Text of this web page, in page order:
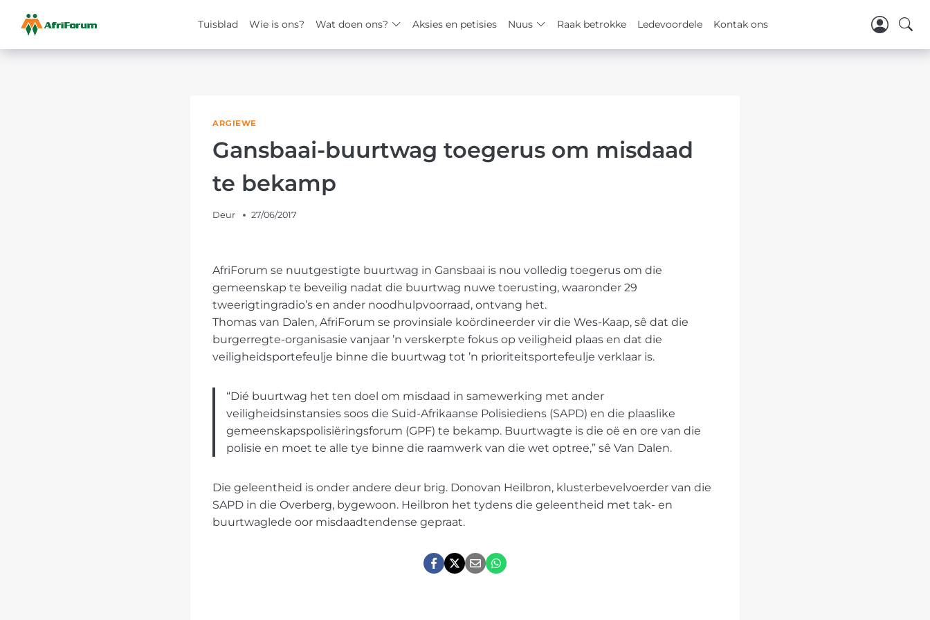
Tuisblad Wie is ons? Wat doen ons? Aksies en petisies Nuus Raak betrokke Ledevoordele Kontak ons
Skip
ARGIEWE
Gansbaai-buurtwag toegerus om misdaad
te bekamp
Deur 27/06/2017
AfriForum se nuutgestigte buurtwag in Gansbaai is nou volledig toegerus om die
gemeenskap te beveilig nadat die buurtwag nuwe toerusting, waaronder 29
tweerigtingradio’s en ander noodhulpvoorraad, ontvang het.
Thomas van Dalen, AfriForum se provinsiale koördineerder vir die Wes-Kaap, sê dat die
burgerregte-organisasie vanjaar ’n verskerpte fokus op veiligheid plaas en dat die
veiligheidsportefeulje binne die buurtwag tot ’n prioriteitsportefeulje verklaar is.
“Dié buurtwag het ten doel om misdaad in samewerking met ander
veiligheidsinstansies soos die Suid-Afrikaanse Polisiediens (SAPD) en die plaaslike
gemeenskapspolisiëringsforum (GPF) te bekamp. Buurtwagte is die oë en ore van die
polisie en moet te alle tye binne die raamwerk van die wet optree,” sê Van Dalen.
Die geleentheid is onder andere deur brig. Donovan Heilbron, klusterbevelvoerder van die
SAPD in die Overberg, bygewoon. Heilbron het tydens die geleentheid met tak- en
buurtwaglede oor misdaadtendense gepraat.